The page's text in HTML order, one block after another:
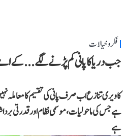
فکر و خیالات
جب دریا کا پانی کم پڑنے لگے...کے
کاویری تنازع اب صرف پانی کی تقسیم کا معاملہ
ہے جس کی ماحولیات، موسمی نظام اور قدرتی
ہے